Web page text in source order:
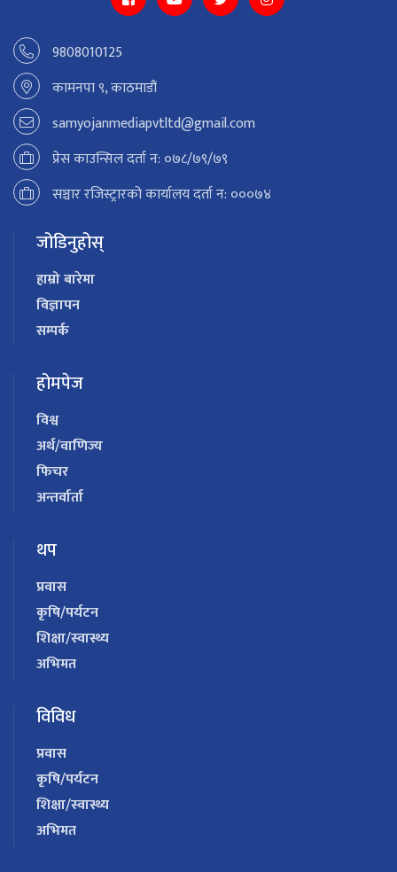
9808010125
कामनपा ९, काठमाडौं
samyojanmediapvtltd@gmail.com
प्रेस काउन्सिल दर्ता न: ०७८/७९/७९
सञ्चार रजिस्ट्रारको कार्यालय दर्ता न: ०००७४
जोडिनुहोस्
हाम्रो बारेमा
विज्ञापन
सम्पर्क
होमपेज
विश्व
अर्थ/वाणिज्य
फिचर
अन्तर्वार्ता
थप
प्रवास
कृषि/पर्यटन
शिक्षा/स्वास्थ्य
अभिमत
विविध
प्रवास
कृषि/पर्यटन
शिक्षा/स्वास्थ्य
अभिमत